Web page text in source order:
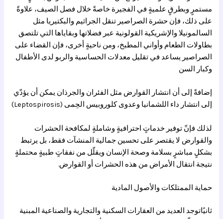
مستمرٍ وبطرقٍ علميةٍ في الفجيرة خاصةً خلال فصل الصيف، علاوةً
على ذلك، فإن حشرة الصراصير تنقل الجراثيم والبكتيريا مثل
السالمونيلا والإشريكية القولونية عبر فضلاتها وبقاياها التي تلتصق
بطاولات الطعام وأواني المطبخ، ومن ناحيةٍ أخرى، فإن القضاء على
الصراصير يساعد في تقليل معدلات الحساسية والربو لدى الأطفال
وكبار السن
إضافةً إلى أن انتشار القوارض مثل الفئران والجرذان يمكن أن يؤدّي
إلى انتشار داء اللشمانيا وعدوى كلوروبيس الحِمى (Leptospirosis)
لذلك فإنّ توفير خدماتٍ احترافيةٍ وشاملةٍ لمكافحة الحشرات
والقوارض لا يقتصر على تحسين جمالية المنشآت فقط، بل يرتبط
بشكلٍ مباشرٍ بسلامة وصحة الإنسان ويقلّل من نفقاتٍ طبيةٍ محتملةٍ
نتيجة انتقال الأمراض من هذه الحشرات أو القوارض.
حماية الممتلكات والأصول المادية
ثانيًاتوجد العديد من العقارات السكنية والتجارية والصناعية المبنية